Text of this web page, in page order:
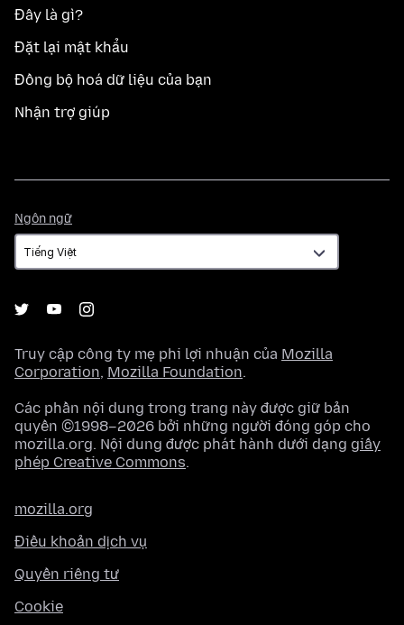
Đây là gì?
Đặt lại mật khẩu
Đồng bộ hoá dữ liệu của bạn
Nhận trợ giúp
Ngôn ngữ
ngữ
Truy cập công ty mẹ phi lợi nhuận của Mozilla
Corporation, Mozilla Foundation.
Các phần nội dung trong trang này được giữ bản
quyền ©1998–2026 bởi những người đóng góp cho
mozilla.org. Nội dung được phát hành dưới dạng giấy
phép Creative Commons.
mozilla.org
Điều khoản dịch vụ
Quyền riêng tư
Cookie